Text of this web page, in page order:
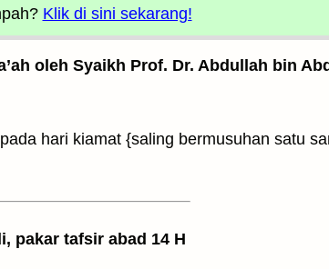
Klik di sini sekarang!
oleh Syaikh Prof. Dr. Abdullah bin
hari kiamat {saling bermusuhan satu
pakar tafsir abad 14 H